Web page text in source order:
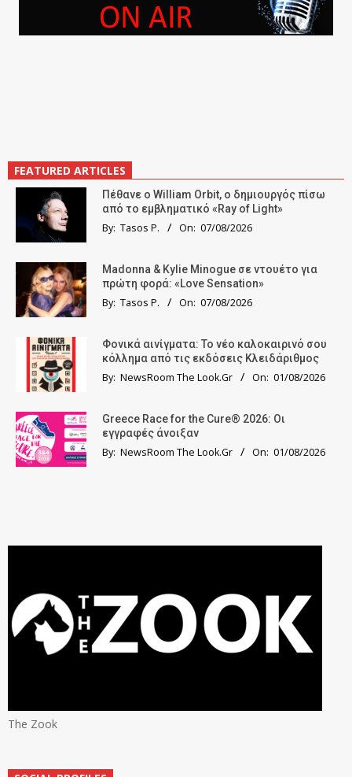
FEATURED ARTICLES
Πέθανε ο William Orbit, ο δημιουργός πίσω
από το εμβληματικό «Ray of Light»
By: Tasos P. On: 07/08/2026
Madonna & Kylie Minogue σε ντουέτο για
πρώτη φορά: «Love Sensation»
By: Tasos P. On: 07/08/2026
Φονικά αινίγματα: Το νέο καλοκαιρινό σου
κόλλημα από τις εκδόσεις Κλειδάριθμος
By: NewsRoom The Look.Gr On: 01/08/2026
Greece Race for the Cure® 2026: Οι
εγγραφές άνοιξαν
By: NewsRoom The Look.Gr On: 01/08/2026
The Zook